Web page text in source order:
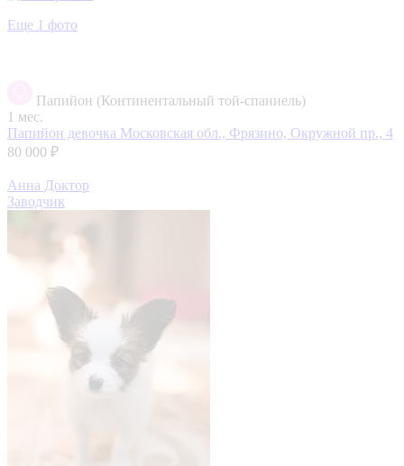
Еще 1 фото
Папийон (Континентальный той-спаниель)
1 мес.
Папийон девочка Московская обл., Фрязино, Окружной пр., 4
80 000 ₽
Анна Доктор
Заводчик